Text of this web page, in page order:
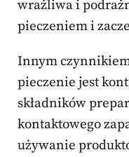
wrażliwa i
pieczeniem i
Innym
pieczenie jest
składników
kontaktowego
używanie